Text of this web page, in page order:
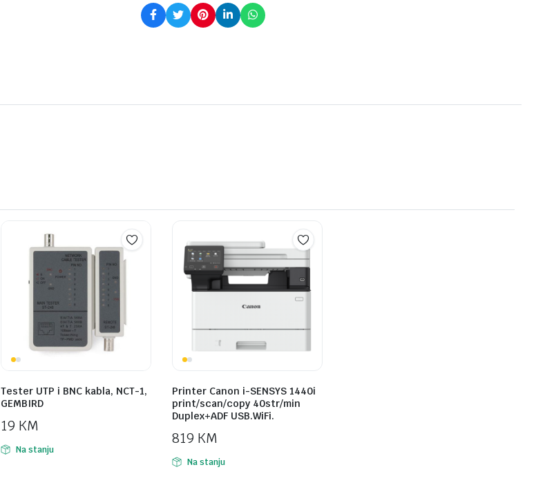
Tester UTP i BNC kabla, NCT-1,
GEMBIRD
19 KM
Na stanju
Printer Canon i-SENSYS 1440i
print/scan/copy 40str/min
Duplex+ADF USB.WiFi.
819 KM
Na stanju